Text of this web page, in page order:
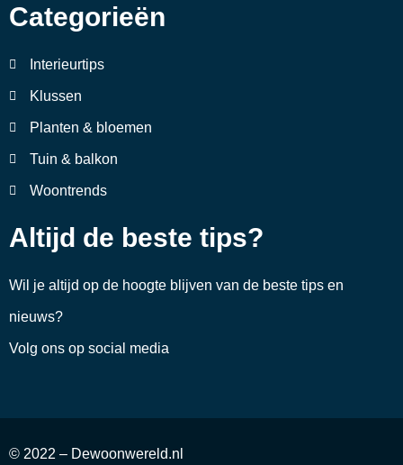
Categorieën
Interieurtips
Klussen
Planten & bloemen
Tuin & balkon
Woontrends
Altijd de beste tips?
Wil je altijd op de hoogte blijven van de beste tips en
nieuws?
Volg ons op social media
© 2022 – Dewoonwereld.nl